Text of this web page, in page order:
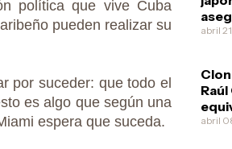
política que vive Cuba
pueden realizar su
por suceder: que todo el
es algo que según una
espera que suceda.
abril
abril